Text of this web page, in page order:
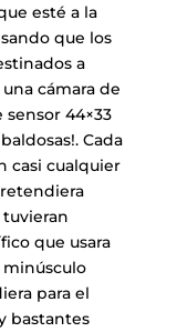
esté a la
que los
a
cámara de
44×33
Cada
casi cualquier
que usara
para el
bastantes